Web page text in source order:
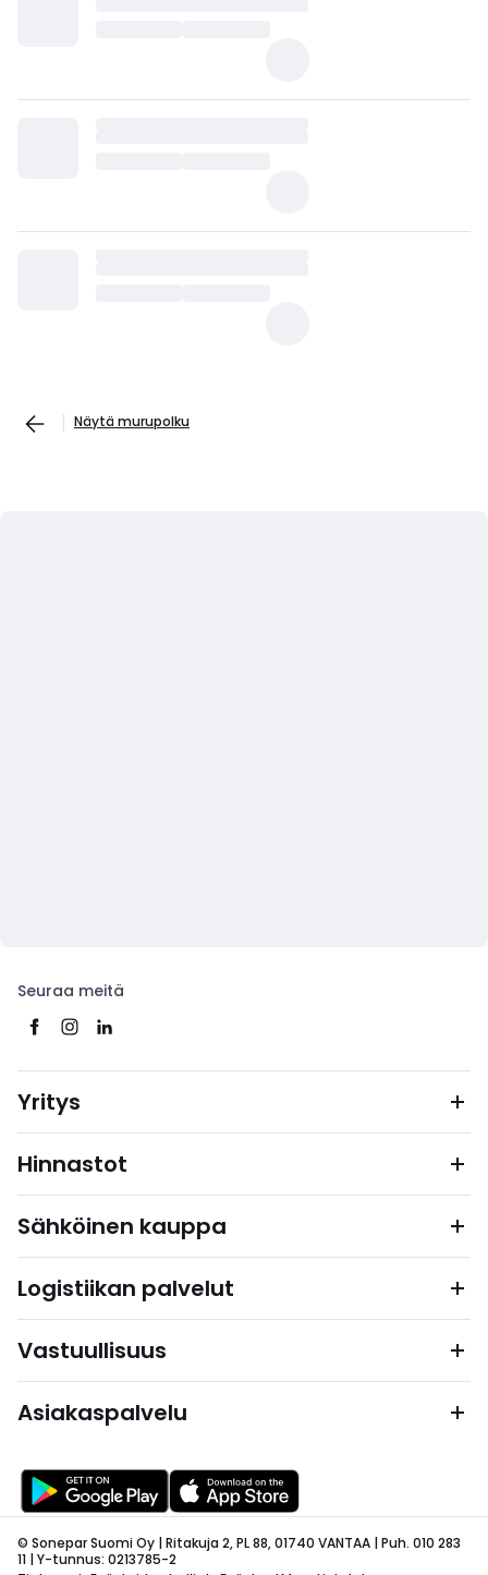
Näytä murupolku
Seuraa meitä
Yritys
Hinnastot
Sähköinen kauppa
Logistiikan palvelut
Vastuullisuus
Asiakaspalvelu
© Sonepar Suomi Oy | Ritakuja 2, PL 88, 01740 VANTAA | Puh. 010 283
11 | Y-tunnus: 0213785-2